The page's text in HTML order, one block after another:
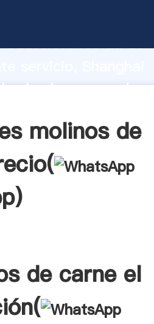
fuerza de
salvador proveedor
molinos de
)
de carne el